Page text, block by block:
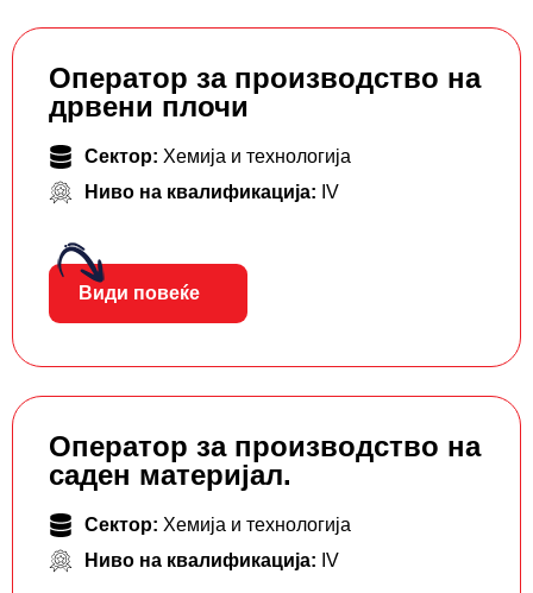
Оператор за производство на
дрвени плочи
Сектор: Хемија и технологија
Ниво на квалификација: IV
Види повеќе
Оператор за производство на
саден материјал.
Сектор: Хемија и технологија
Ниво на квалификација: IV